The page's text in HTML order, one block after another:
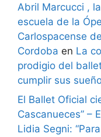
Abril Marcucci ,
escuela de la
Carlospacense
Cordoba en La
prodigio del
cumplir sus
El Ballet Oficial
Cascanueces” –
Lidia Segni: